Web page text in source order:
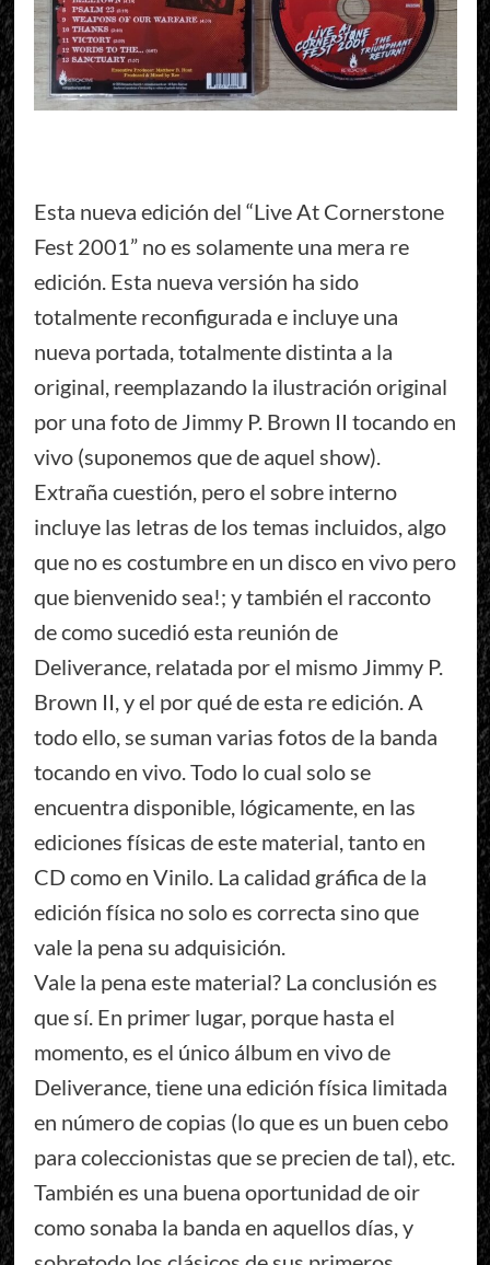
Esta nueva edición del “Live At Cornerstone
Fest 2001” no es solamente una mera re
edición. Esta nueva versión ha sido
totalmente reconfigurada e incluye una
nueva portada, totalmente distinta a la
original, reemplazando la ilustración original
por una foto de Jimmy P. Brown II tocando en
vivo (suponemos que de aquel show).
Extraña cuestión, pero el sobre interno
incluye las letras de los temas incluidos, algo
que no es costumbre en un disco en vivo pero
que bienvenido sea!; y también el racconto
de como sucedió esta reunión de
Deliverance, relatada por el mismo Jimmy P.
Brown II, y el por qué de esta re edición. A
todo ello, se suman varias fotos de la banda
tocando en vivo. Todo lo cual solo se
encuentra disponible, lógicamente, en las
ediciones físicas de este material, tanto en
CD como en Vinilo. La calidad gráfica de la
edición física no solo es correcta sino que
vale la pena su adquisición.
Vale la pena este material? La conclusión es
que sí. En primer lugar, porque hasta el
momento, es el único álbum en vivo de
Deliverance, tiene una edición física limitada
en número de copias (lo que es un buen cebo
para coleccionistas que se precien de tal), etc.
También es una buena oportunidad de oir
como sonaba la banda en aquellos días, y